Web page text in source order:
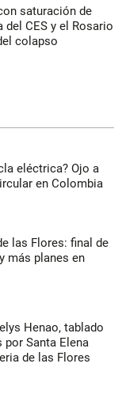
saturación de
del CES y el Rosario
colapso
eléctrica? Ojo a
en Colombia
las Flores: final de
más planes en
Henao, tablado
por Santa Elena
de las Flores